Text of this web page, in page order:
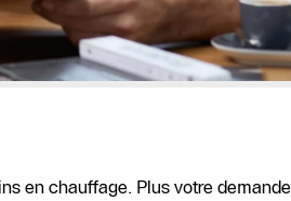
en chauffage. Plus votre demande